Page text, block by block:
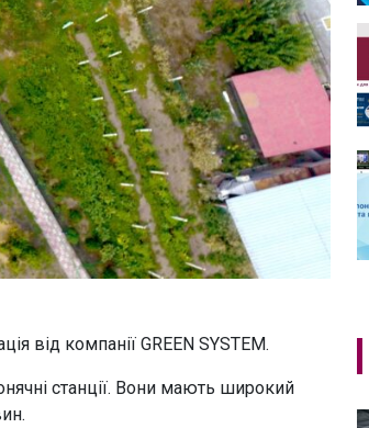
від компанії GREEN SYSTEM.
станції. Вони мають широкий